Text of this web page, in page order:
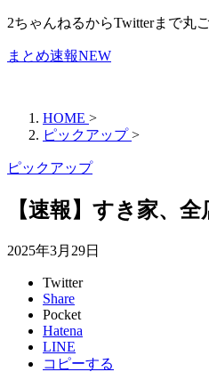
2ちゃんねるからTwitterまで丸
まとめ速報NEW
HOME >
ピックアップ >
ピックアップ
【速報】すき家、
2025年3月29日
Twitter
Share
Pocket
Hatena
LINE
コピーする